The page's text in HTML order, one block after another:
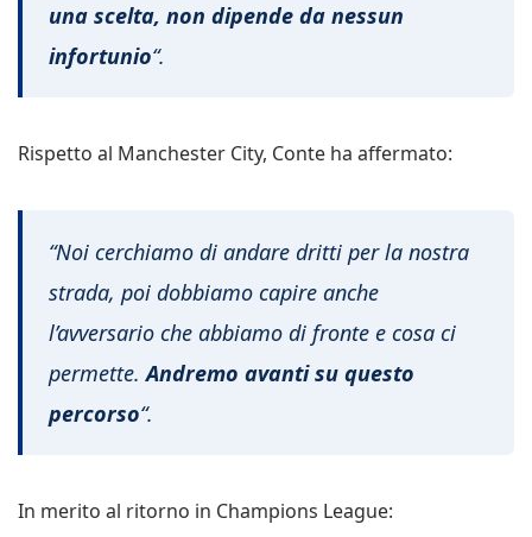
una scelta, non dipende da nessun
infortunio“.
Rispetto al Manchester City, Conte ha affermato:
“Noi cerchiamo di andare dritti per la nostra
strada, poi dobbiamo capire anche
l’avversario che abbiamo di fronte e cosa ci
permette.Andremo avanti su questo
percorso“.
In merito al ritorno in Champions League: